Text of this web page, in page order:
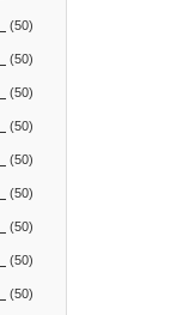
(50)
(50)
(50)
(50)
(50)
(50)
(50)
(50)
(50)